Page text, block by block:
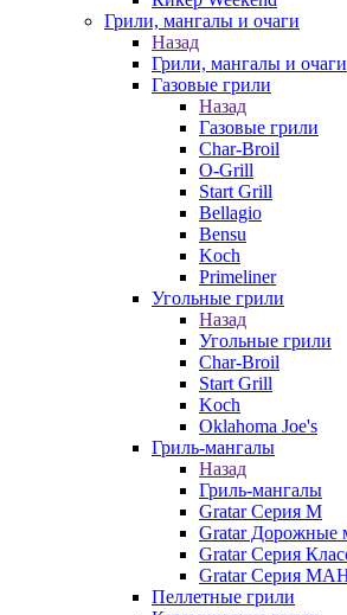
Грили, мангалы и очаги
Назад
Грили, мангалы и очаги
Газовые грили
Назад
Газовые грили
Char-Broil
O-Grill
Start Grill
Bellagio
Bensu
Koch
Primeliner
Угольные грили
Назад
Угольные грили
Char-Broil
Start Grill
Koch
Oklahoma Joe's
Гриль-мангалы
Назад
Гриль-мангалы
Gratar Серия M
Gratar Дорожные
Gratar Серия
Gratar Серия
Пеллетные грили